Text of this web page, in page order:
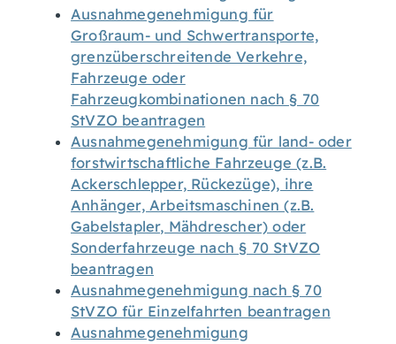
Ausnahmegenehmigung für
Großraum- und Schwertransporte,
grenzüberschreitende Verkehre,
Fahrzeuge oder
Fahrzeugkombinationen nach § 70
StVZO beantragen
Ausnahmegenehmigung für land- oder
forstwirtschaftliche Fahrzeuge (z.B.
Ackerschlepper, Rückezüge), ihre
Anhänger, Arbeitsmaschinen (z.B.
Gabelstapler, Mähdrescher) oder
Sonderfahrzeuge nach § 70 StVZO
beantragen
Ausnahmegenehmigung nach § 70
StVZO für Einzelfahrten beantragen
Ausnahmegenehmigung